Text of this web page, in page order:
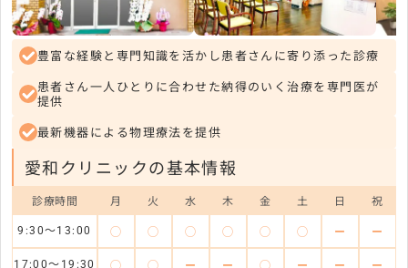
豊富な経験と専門知識を活かし患者さんに寄り添った診療
患者さん一人ひとりに合わせた納得のいく治療を専門医が
提供
最新機器による物理療法を提供
愛和クリニックの基本情報
診療時間 月 火 水 木 金 土 日 祝
9:30～13:00 ◯ ◯ ◯ ◯ ◯ ◯ ー ー
17:00～19:30 ◯ ◯ ー ー ◯ ー ー ー